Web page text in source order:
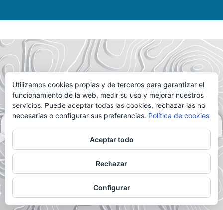
DALE AL PLAY
Utilizamos cookies propias y de terceros para garantizar el
funcionamiento de la web, medir su uso y mejorar nuestros
servicios. Puede aceptar todas las cookies, rechazar las no
necesarias o configurar sus preferencias. Política de cookies
Aceptar todo
Rechazar
Configurar